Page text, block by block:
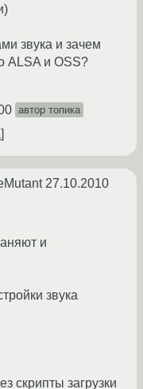
звука и зачем
ALSA и OSS?
автор топика
27.10.2010
и
звука
скрипты загрузки